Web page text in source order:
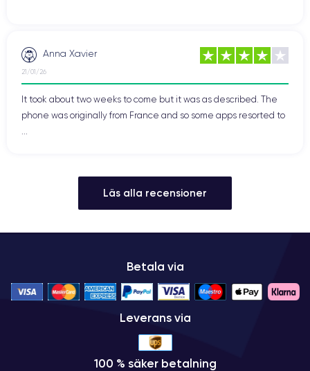
Anna Xavier
21/01/26
It took about two weeks to come but it was as described. The
phone was originally from France and so some apps resorted to
Läs alla recensioner
Betala via
Leverans via
100 % säker betalning